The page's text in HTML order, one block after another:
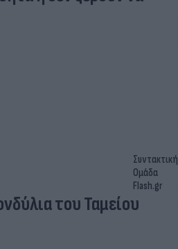
Συντακτική
Ομάδα
Flash.gr
του Ταμείου